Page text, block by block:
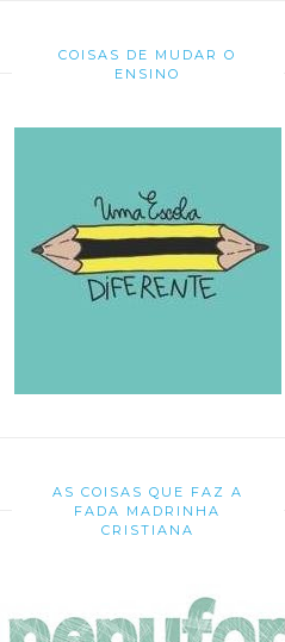
COISAS DE MUDAR O
ENSINO
AS COISAS QUE FAZ A
FADA MADRINHA
CRISTIANA